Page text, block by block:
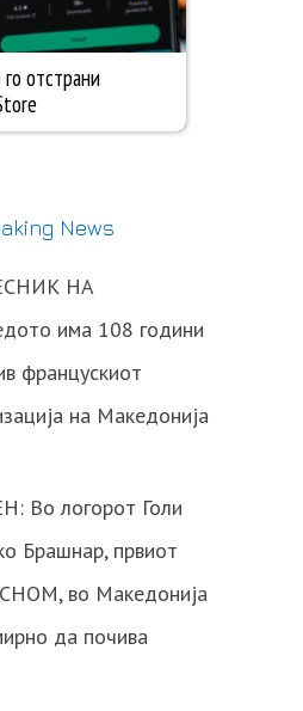
News
НА
има 108 години
францускиот
на Македонија
Во логорот Голи
Брашнар, првиот
во Македонија
да почива